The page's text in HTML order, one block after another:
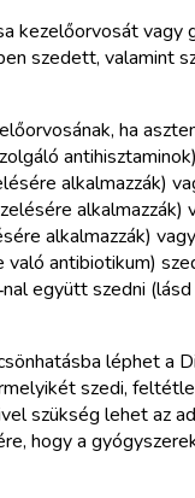
kezelőorvosát vagy
szedett, valamint
ha
alkalmazzák)
alkalmazzák)
alkalmazzák)
antibiotikum)
együtt szedni
léphet a
szedi,
szükség lehet az
hogy a